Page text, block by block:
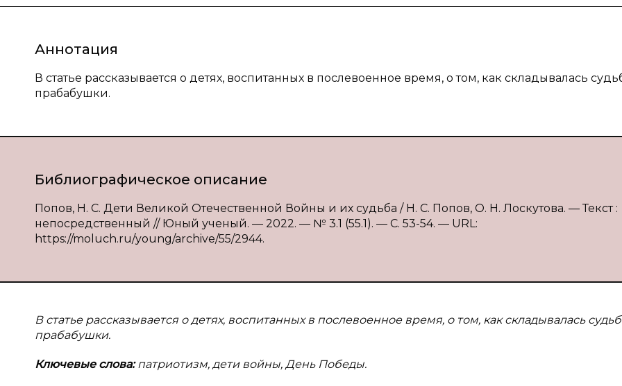
Аннотация
В статье рассказывается о детях, воспитанных в послевоенное время, о том, как складывалась
прабабушки.
Библиографическое описание
Попов, Н. С. Дети Великой Отечественной Войны и их судьба / Н. С. Попов, О. Н. Лоскутова. — Текст :
непосредственный // Юный ученый. — 2022. — № 3.1 (55.1). — С. 53-54. — URL:
https://moluch.ru/young/archive/55/2944.
В статье рассказывается о детях, воспитанных в послевоенное время, о том, как складывалась
прабабушки.
Ключевые слова:патриотизм, дети войны, День Победы.